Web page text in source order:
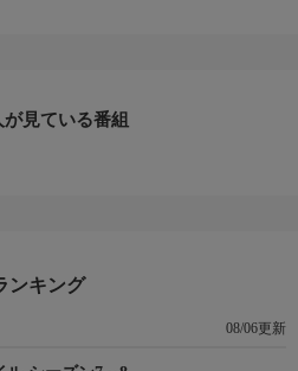
見ている番組
ンキング
08/06更新